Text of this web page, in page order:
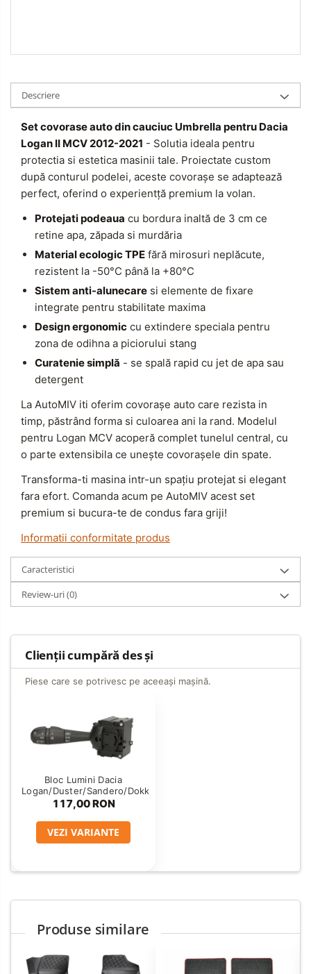
Descriere
Set covorase auto din cauciuc Umbrella pentru Dacia
Logan II MCV 2012-2021 - Solutia ideala pentru
protectia si estetica masinii tale. Proiectate custom
după conturul podelei, aceste covorașe se adaptează
perfect, oferind o experientță premium la volan.
Protejati podeaua cu bordura inaltă de 3 cm ce
retine apa, zăpada si murdăria
Material ecologic TPE fără mirosuri neplăcute,
rezistent la -50°C până la +80°C
Sistem anti-alunecare si elemente de fixare
integrate pentru stabilitate maxima
Design ergonomic cu extindere speciala pentru
zona de odihna a piciorului stang
Curatenie simplă - se spală rapid cu jet de apa sau
detergent
La AutoMIV iti oferim covorașe auto care rezista in
timp, păstrând forma si culoarea ani la rand. Modelul
pentru Logan MCV acoperă complet tunelul central, cu
o parte extensibila ce unește covorașele din spate.
Transforma-ti masina intr-un spațiu protejat si elegant
fara efort. Comanda acum pe AutoMIV acest set
premium si bucura-te de condus fara griji!
Informatii conformitate produs
Caracteristici
Review-uri(0)
Clienții cumpără des și
Piese care se potrivesc pe aceeași mașină.
Bloc Lumini Dacia
Logan/Duster/Sandero/Dokker
117,00 RON
VEZI VARIANTE
Produse similare